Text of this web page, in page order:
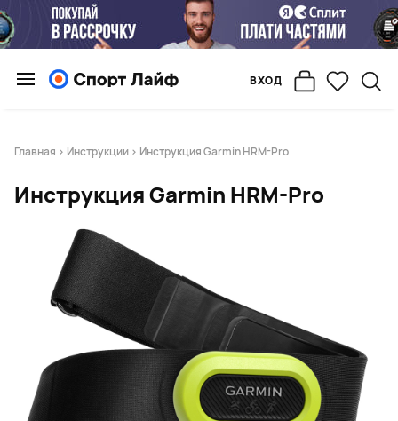
ВХОД
Главная > Инструкции > Инструкция Garmin HRM-Pro
Инструкция Garmin HRM-Pro